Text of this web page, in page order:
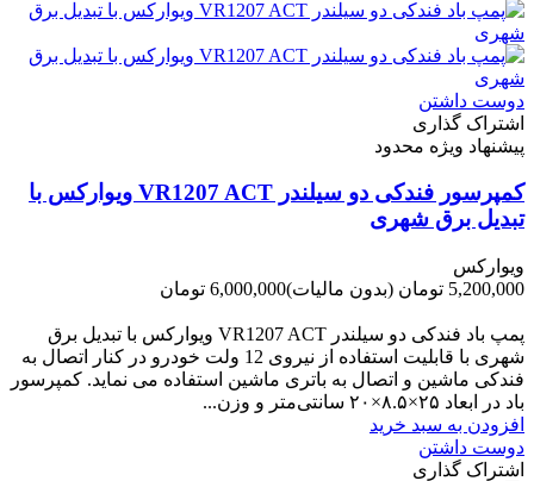
دوست داشتن
اشتراک گذاری
پیشنهاد ویژه محدود
کمپرسور فندکی دو سیلندر VR1207 ACT ویوارکس با
تبدیل برق شهری
ویوارکس
5,200,000 تومان
(بدون مالیات)6,000,000 تومان
پمپ باد فندکی دو سیلندر VR1207 ACT ویوارکس با تبدیل برق
شهری با قابلیت استفاده از نیروی 12 ولت خودرو در کنار اتصال به
فندکی ماشین و اتصال به باتری ماشین استفاده می نماید. کمپرسور
باد در ابعاد ۲۵×۸.۵×۲۰ سانتی‌متر و وزن...
افزودن به سبد خرید
دوست داشتن
اشتراک گذاری